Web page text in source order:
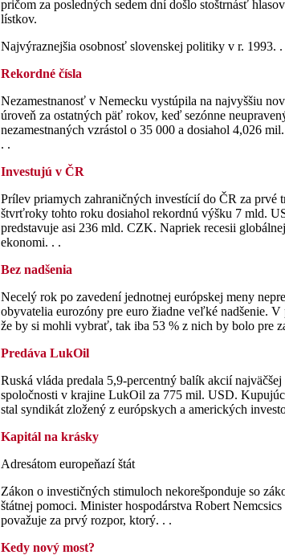
pričom za posledných sedem dní došlo stoštrnásť
lístkov.
Najvýraznejšia osobnosť slovenskej politiky v r. 1993. .
Rekordné čísla
Nezamestnanosť v Nemecku vystúpila na najvyššiu
úroveň za ostatných päť rokov, keď sezónne
nezamestnaných vzrástol o 35 000 a dosiahol 4,026
. .
Investujú v ČR
Prílev priamych zahraničných investícií do ČR za prvé
štvrťroky tohto roku dosiahol rekordnú výšku 7 mld.
predstavuje asi 236 mld. CZK. Napriek recesii globálnej
ekonomi. . .
Bez nadšenia
Necelý rok po zavedení jednotnej európskej meny
obyvatelia eurozóny pre euro žiadne veľké nadšenie. V
že by si mohli vybrať, tak iba 53 % z nich by bolo pre
Predáva LukOil
Ruská vláda predala 5,9-percentný balík akcií najväčšej
spoločnosti v krajine LukOil za 775 mil. USD.
stal syndikát zložený z európskych a amerických
Kapitál na krásky
Adresátom europeňazí štát
Zákon o investičných stimuloch nekorešponduje so
štátnej pomoci. Minister hospodárstva Robert Nemcsics
považuje za prvý rozpor, ktorý. . .
Kedy nový most?